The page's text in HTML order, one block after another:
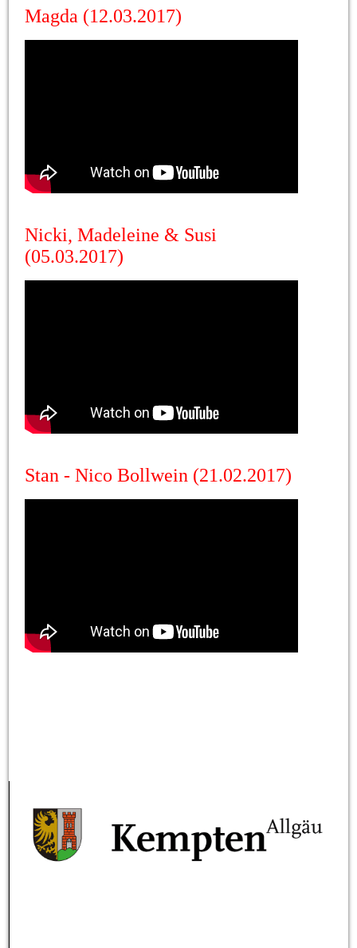
Magda (12.03.2017)
Nicki, Madeleine & Susi
(05.03.2017)
Stan - Nico Bollwein (21.02.2017)